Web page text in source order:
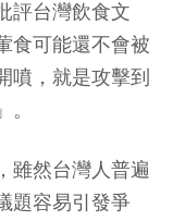
評台灣飲食文
食可能還不會被
噴，就是攻擊到
雖然台灣人普遍
題容易引發爭